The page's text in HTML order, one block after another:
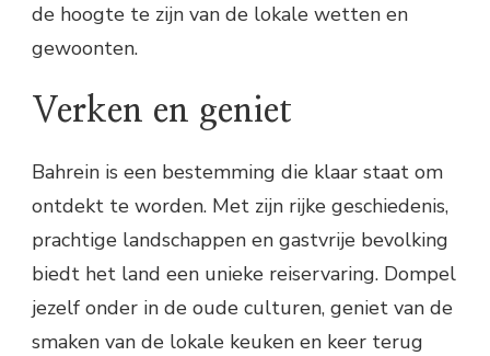
de hoogte te zijn van de lokale wetten en
gewoonten.
Verken en geniet
Bahrein is een bestemming die klaar staat om
ontdekt te worden. Met zijn rijke geschiedenis,
prachtige landschappen en gastvrije bevolking
biedt het land een unieke reiservaring. Dompel
jezelf onder in de oude culturen, geniet van de
smaken van de lokale keuken en keer terug